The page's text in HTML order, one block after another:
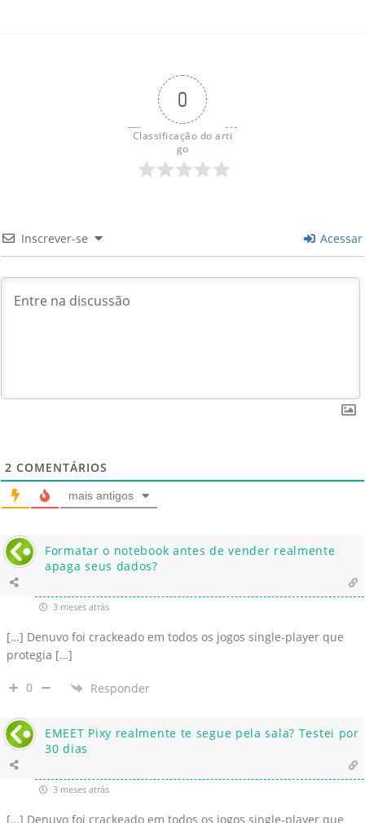
0
Classificação do arti
go
Inscrever-se Acessar
2 COMENTÁRIOS
mais antigos
Formatar o notebook antes de vender realmente
apaga seus dados?
3 meses atrás
[…] Denuvo foi crackeado em todos os jogos single-player que
protegia […]
0 Responder
EMEET Pixy realmente te segue pela sala? Testei por
30 dias
3 meses atrás
[…] Denuvo foi crackeado em todos os jogos single-player que